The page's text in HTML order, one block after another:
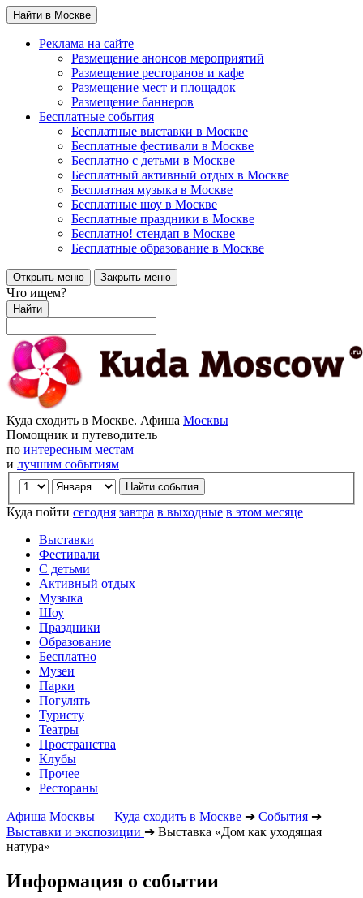
Найти в Москве
Реклама на сайте
Размещение анонсов мероприятий
Размещение ресторанов и кафе
Размещение мест и площадок
Размещение баннеров
Бесплатные события
Бесплатные выставки в Москве
Бесплатные фестивали в Москве
Бесплатно с детьми в Москве
Бесплатный активный отдых в Москве
Бесплатная музыка в Москве
Бесплатные шоу в Москве
Бесплатные праздники в Москве
Бесплатно! стендап в Москве
Бесплатные образование в Москве
Открыть меню Закрыть меню
Что ищем?
Найти
Куда сходить в Москве. Афиша Москвы
Помощник и путеводитель
по интересным местам
и лучшим событиям
Куда пойти сегодня завтра в выходные в этом месяце
Выставки
Фестивали
С детьми
Активный отдых
Музыка
Шоу
Праздники
Образование
Бесплатно
Музеи
Парки
Погулять
Туристу
Театры
Пространства
Клубы
Прочее
Рестораны
Афиша Москвы — Куда сходить в Москве ➔ События ➔
Выставки и экспозиции ➔ Выставка «Дом как уходящая
натура»
Информация о событии